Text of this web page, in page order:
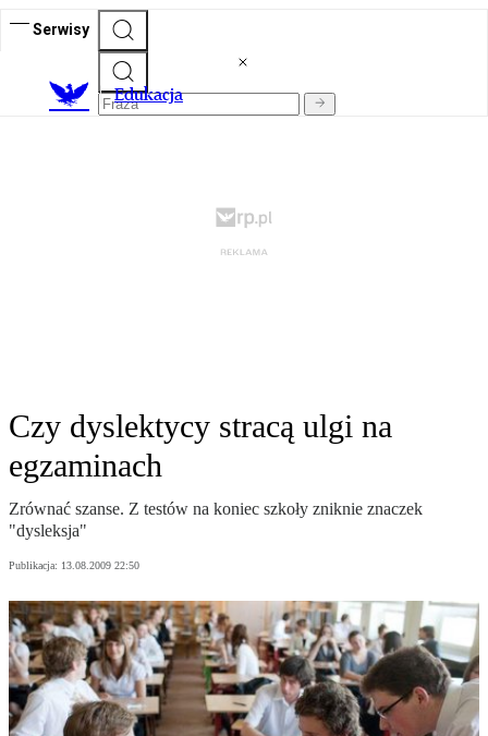
Serwisy
Edukacja
Czy dyslektycy stracą ulgi na
egzaminach
Zrównać szanse. Z testów na koniec szkoły zniknie znaczek
"dysleksja"
Publikacja: 13.08.2009 22:50